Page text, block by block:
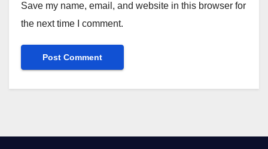
Save my name, email, and website in this browser for
the next time I comment.